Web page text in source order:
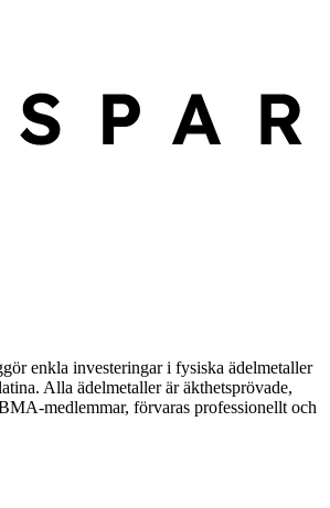
enkla investeringar i fysiska ädelmetaller
Alla ädelmetaller är äkthetsprövade,
medlemmar, förvaras professionellt och